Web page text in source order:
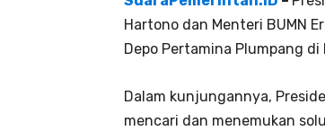
Hartono dan Menteri BUMN
Depo Pertamina Plumpang
Dalam kunjungannya,
mencari dan menemukan